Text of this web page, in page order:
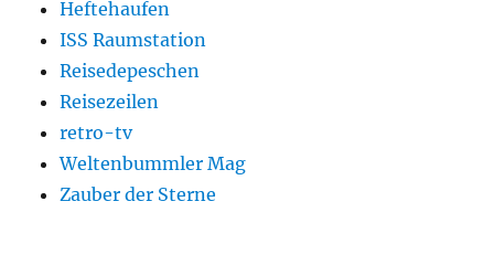
Heftehaufen
ISS Raumstation
Reisedepeschen
Reisezeilen
retro-tv
Weltenbummler Mag
Zauber der Sterne